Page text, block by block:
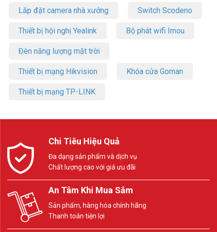
Lắp đặt camera nhà xưởng Switch Scodeno
Thiết bị hội nghị Yealink Bộ phát wifi Imou
Đèn năng lượng mặt trời
Thiết bị mạng Hikvision Khóa cửa Goman
Thiết bị mạng TP-LINK
Chi Tiêu Hiệu Quả
Đa dạng sản phẩm và dịch vụ
Chất lượng cao với giá ưu đãi
An Tâm Khi Mua Sắm
Sản phẩm, hàng hóa chính hãng
Thanh toán tiện lợi